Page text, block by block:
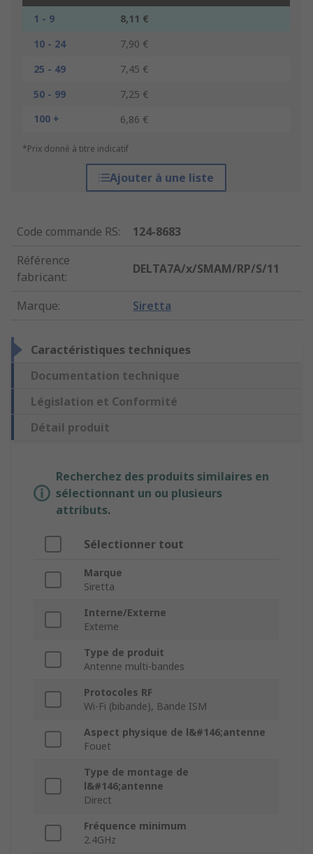
1 - 9
8,11 €
10 - 24
7,90 €
25 - 49
7,45 €
50 - 99
7,25 €
100 +
6,86 €
*Prix donné à titre indicatif
Ajouter à une liste
Code commande RS:
124-8683
Référence
fabricant:
DELTA7A/x/SMAM/RP/S/11
Marque: Siretta
Caractéristiques techniques
Documentation technique
Législation et Conformité
Détail produit
Recherchez des produits similaires en
sélectionnant un ou plusieurs
attributs.
Sélectionner tout
Marque
Siretta
Interne/Externe
Externe
Type de produit
Antenne multi-bandes
Protocoles RF
Wi-Fi (bibande), Bande ISM
Aspect physique de l&#146;antenne
Fouet
Type de montage de
l&#146;antenne
Direct
Fréquence minimum
2.4GHz